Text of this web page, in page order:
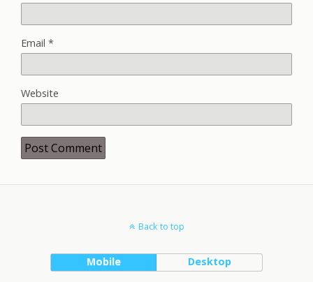
Email *
Website
Back to top
Mobile Desktop